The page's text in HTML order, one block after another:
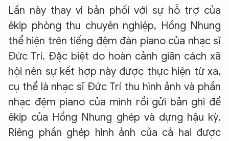
Lần này thay vì bản phối với sự hỗ trợ của
êkip phòng thu chuyên nghiệp, Hồng Nhung
thể hiện trên tiếng đệm đàn piano của nhạc sĩ
Đức Trí. Đặc biệt do hoàn cảnh giãn cách xã
hội nên sự kết hợp này được thực hiện từ xa,
cụ thể là nhạc sĩ Đức Trí thu hình ảnh và phần
nhạc đệm piano của mình rồi gửi bản ghi để
êkip của Hồng Nhung ghép và dựng hậu kỳ.
Riêng phần ghép hình ảnh của cả hai được